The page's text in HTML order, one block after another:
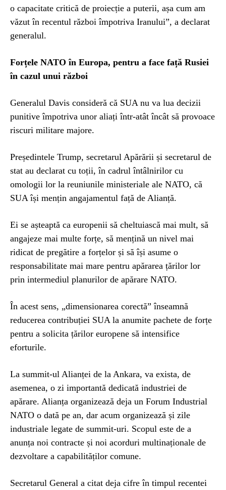
o capacitate critică de proiecție a puterii, așa cum am
văzut în recentul război împotriva Iranului”, a declarat
generalul.
Forțele NATO în Europa, pentru a face față Rusiei
în cazul unui război
Generalul Davis consideră că SUA nu va lua decizii
punitive împotriva unor aliați într-atât încât să provoace
riscuri militare majore.
Președintele Trump, secretarul Apărării și secretarul de
stat au declarat cu toții, în cadrul întâlnirilor cu
omologii lor la reuniunile ministeriale ale NATO, că
SUA își mențin angajamentul față de Alianță.
Ei se așteaptă ca europenii să cheltuiască mai mult, să
angajeze mai multe forțe, să mențină un nivel mai
ridicat de pregătire a forțelor și să își asume o
responsabilitate mai mare pentru apărarea țărilor lor
prin intermediul planurilor de apărare NATO.
În acest sens, „dimensionarea corectă” înseamnă
reducerea contribuției SUA la anumite pachete de forțe
pentru a solicita țărilor europene să intensifice
eforturile.
La summit-ul Alianței de la Ankara, va exista, de
asemenea, o zi importantă dedicată industriei de
apărare. Alianța organizează deja un Forum Industrial
NATO o dată pe an, dar acum organizează și zile
industriale legate de summit-uri. Scopul este de a
anunța noi contracte și noi acorduri multinaționale de
dezvoltare a capabilităților comune.
Secretarul General a citat deja cifre în timpul recentei